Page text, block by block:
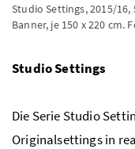
Studio Settings, 2015/16,
Banner, je 150 x 220 cm.
Studio Settings
Die Serie Studio
Originalsettings in